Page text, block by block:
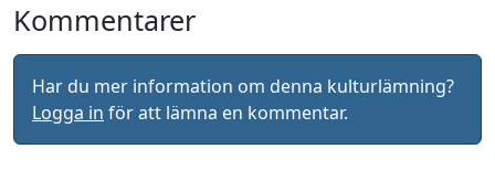
Kommentarer
Har du mer information om denna kulturlämning?
Logga in för att lämna en kommentar.